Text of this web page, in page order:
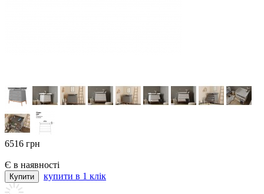
6516 грн
Є в наявності
купити в 1 клік